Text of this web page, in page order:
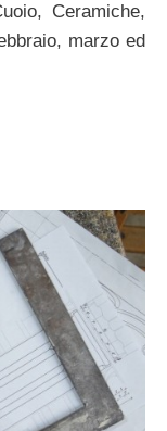
Ceramiche,
marzo ed